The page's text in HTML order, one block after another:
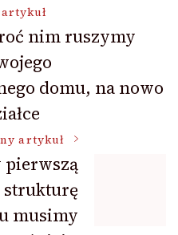
nim ruszymy
domu, na nowo
artykuł
strukturę
musimy